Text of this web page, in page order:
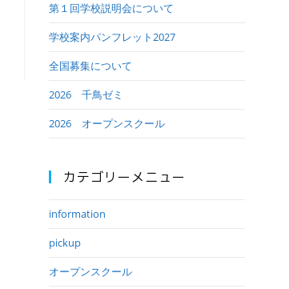
第１回学校説明会について
学校案内パンフレット2027
全国募集について
2026 千鳥ゼミ
2026 オープンスクール
カテゴリーメニュー
information
pickup
オープンスクール